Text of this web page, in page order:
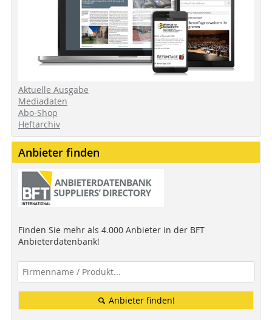
Aktuelle Ausgabe
Mediadaten
Abo-Shop
Heftarchiv
Anbieter finden
Finden Sie mehr als 4.000 Anbieter in der BFT
Anbieterdatenbank!
Anbieter finden!